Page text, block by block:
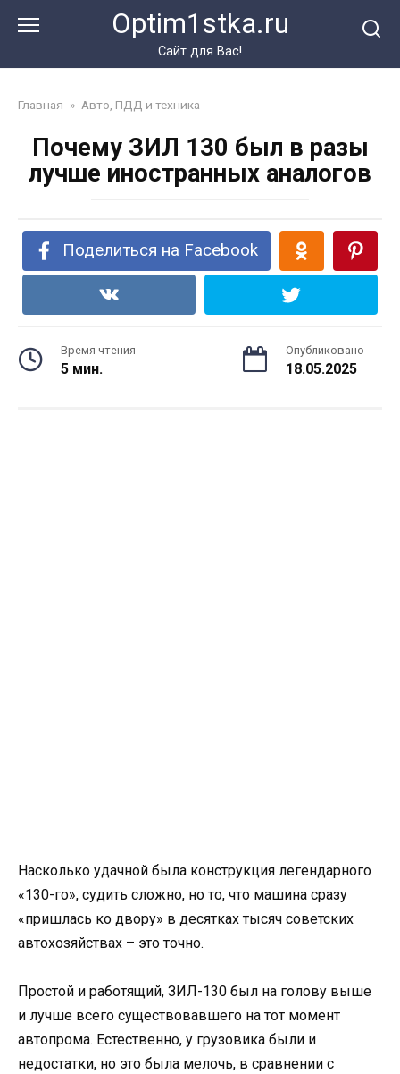
Optim1stka.ru
Сайт для Вас!
Главная » Авто, ПДД и техника
Почему ЗИЛ 130 был в разы
лучше иностранных аналогов
Поделиться на Facebook
Время чтения
5 мин.
Опубликовано
18.05.2025
Насколько удачной была конструкция легендарного
«130-го», судить сложно, но то, что машина сразу
«пришлась ко двору» в десятках тысяч советских
автохозяйствах – это точно.
Простой и работящий, ЗИЛ-130 был на голову выше
и лучше всего существовавшего на тот момент
автопрома. Естественно, у грузовика были и
недостатки, но это была мелочь, в сравнении с